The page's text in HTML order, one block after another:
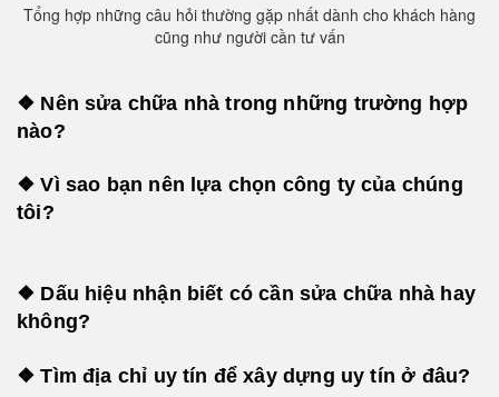
Tổng hợp những câu hỏi thường gặp nhất dành cho khách hàng
cũng như người cần tư vấn
❖ Nên sửa chữa nhà trong những trường hợp
nào?
❖ Vì sao bạn nên lựa chọn công ty của chúng
tôi?
❖ Dấu hiệu nhận biết có cần sửa chữa nhà hay
không?
❖ Tìm địa chỉ uy tín để xây dựng uy tín ở đâu?